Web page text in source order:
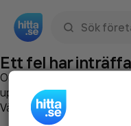
Ett fel har
Om du vill kan du
uppstod så att vi lättare
Vänligen försök med